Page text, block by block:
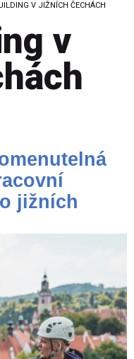
V JIŽNÍCH ČECHÁCH
v
jižních